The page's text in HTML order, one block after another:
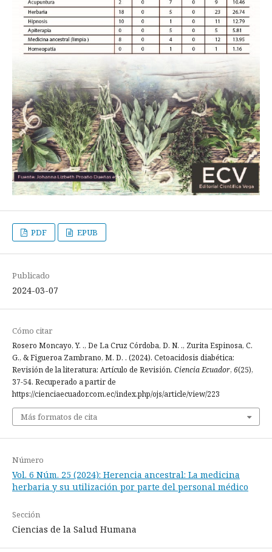
PDF EPUB
Publicado
2024-03-07
Cómo citar
Rosero Moncayo, Y. ., De La Cruz Córdoba, D. N. ., Zurita Espinosa, C.
G., & Figueroa Zambrano, M. D. . (2024). Cetoacidosis diabética:
Revisión de la literatura: Artículo de Revisión. Ciencia Ecuador, 6(25),
37-54. Recuperado a partir de
https://cienciaecuador.com.ec/index.php/ojs/article/view/223
Más formatos de cita
Número
Vol. 6 Núm. 25 (2024): Herencia ancestral: La medicina
herbaria y su utilización por parte del personal médico
Sección
Ciencias de la Salud Humana